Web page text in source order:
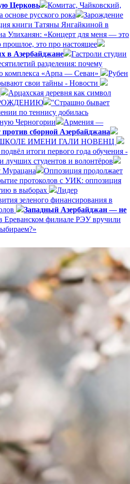
Церковь
Комитас, Чайковский,
русского рока
Зарождение
книги Татяны Янгайкиной в
Улиханян: «Концерт для меня — это
прошлое, это про настоящее
в Азербайджане
Гастроли студии
разделения: почему
комплекса «Арпа — Севан»
Рубен
свои тайны - Новости
Арцахская деревня как символ
"Страшно бывает
по теннису добилась
Черногории
Армения —
сборной Азербайджана
ИМЕНИ ГАЛИ НОВЕНЦ
итоги первого года обучения -
лучших студентов и волонтёров
Мурацана
Оппозиция продолжает
протоколов с УИК: оппозиция
в выборах
Лидер
зеленого финансирования в
Западный Азербайджан — не
Ереванском филиале РЭУ вручили